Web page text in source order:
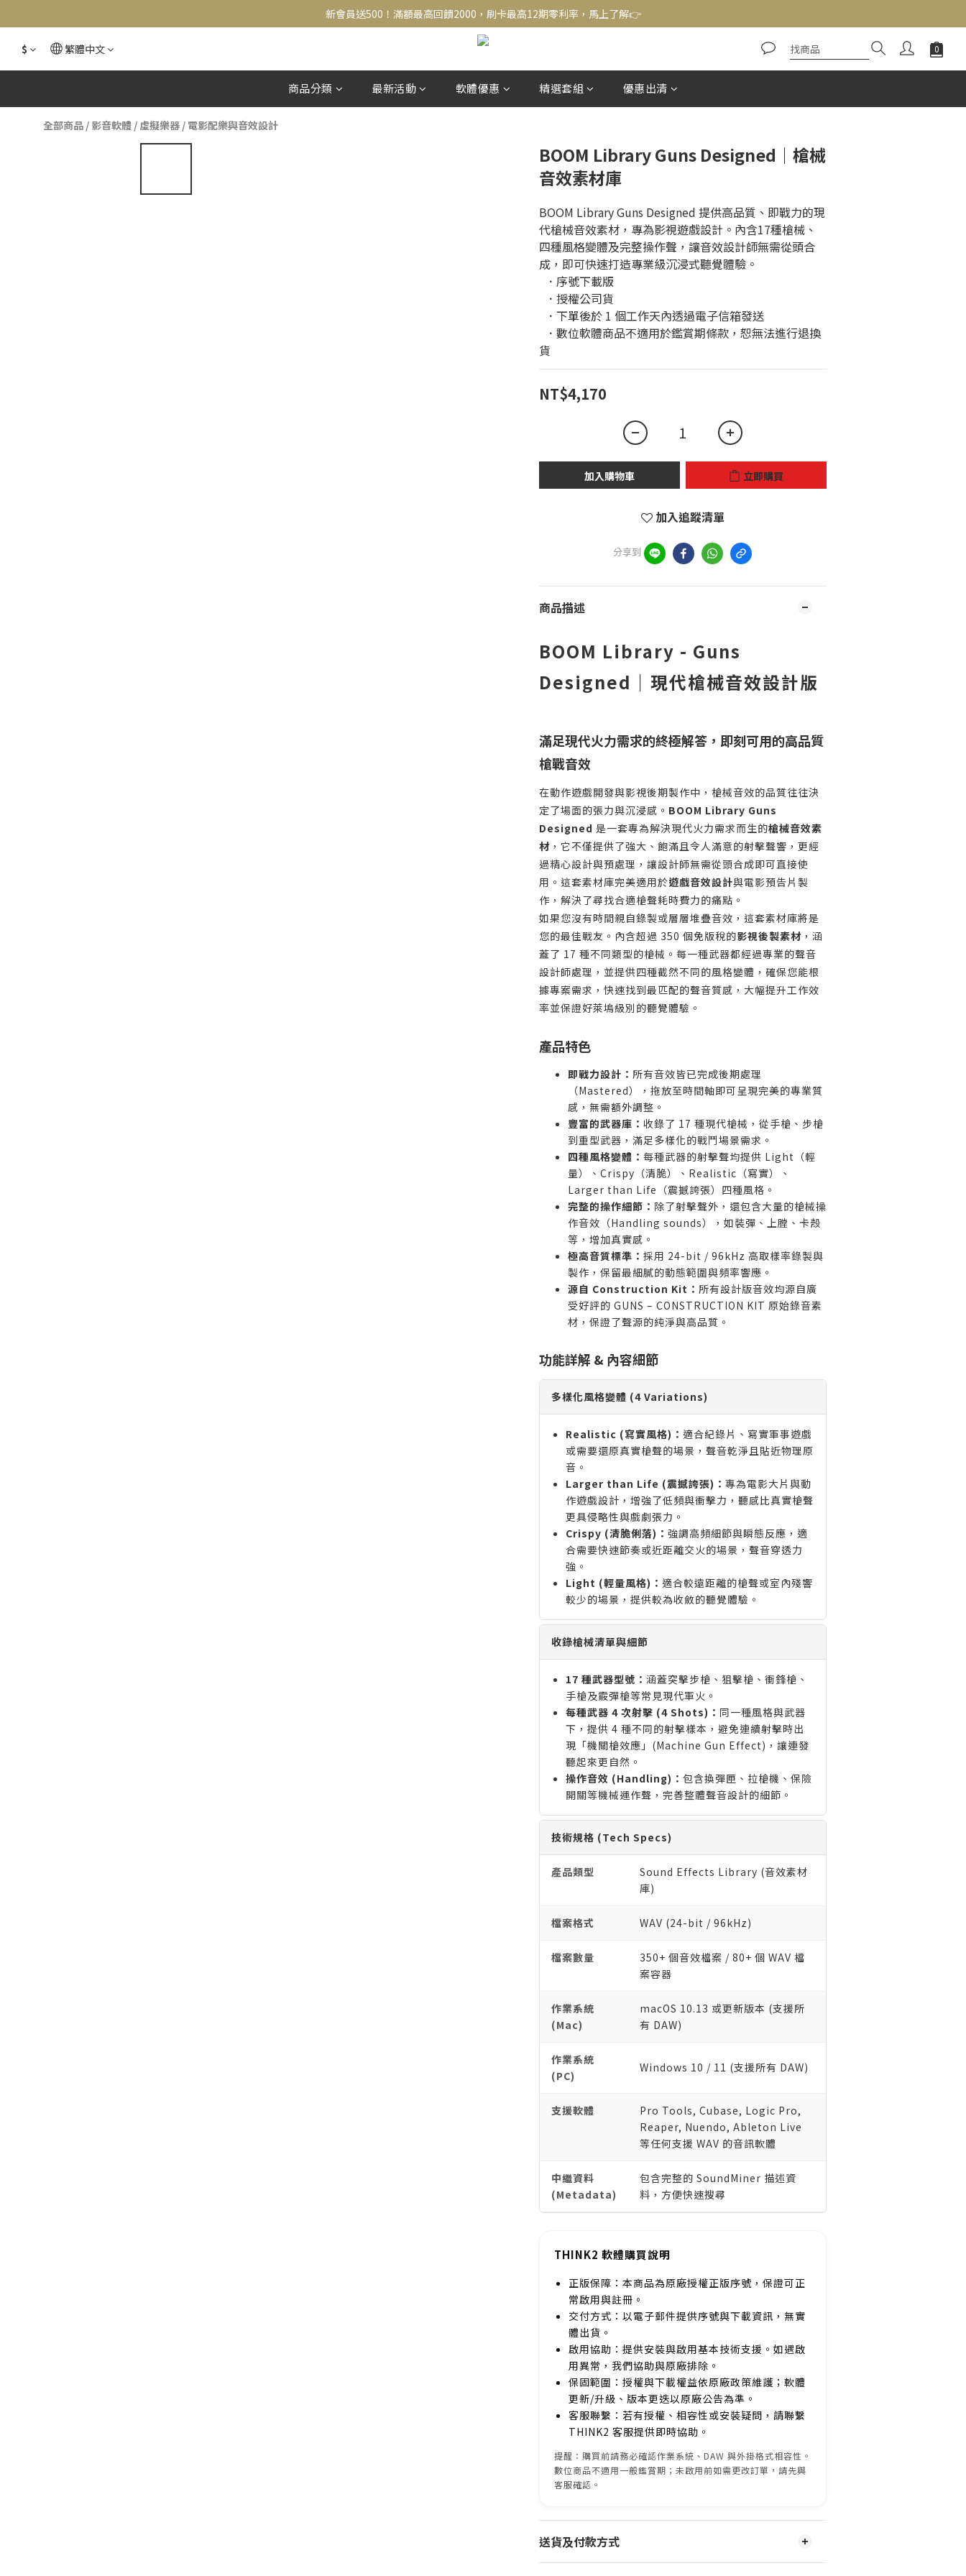
新會員送500！滿額最高回饋2000，刷卡最高12期零利率，馬上了解👉
新會員送500！滿額最高回饋2000，刷卡最高12期零利率，馬上了解👉
結帳頁選zingala銀角零卡分期，輕鬆打包
新會員送500！滿額最高回饋2000，刷卡最高12期零利率，馬上了解👉
$ 繁體中文
商品分類 最新活動 軟體優惠 精選套組 優惠出清
全部商品 / 影音軟體 / 虛擬樂器 / 電影配樂與音效設計
BOOM Library Guns Designed｜槍械
音效素材庫
BOOM Library Guns Designed 提供高品質、即戰力的現
代槍械音效素材，專為影視遊戲設計。內含17種槍械、
四種風格變體及完整操作聲，讓音效設計師無需從頭合
成，即可快速打造專業級沉浸式聽覺體驗。
  ．序號下載版
  ．授權公司貨
  ．下單後於 1 個工作天內透過電子信箱發送
貨
NT$4,170
加入購物車 立即購買
加入追蹤清單
分享到
商品描述
BOOM Library - Guns
Designed｜現代槍械音效設計版
滿足現代火力需求的終極解答，即刻可用的高品質
槍戰音效
在動作遊戲開發與影視後期製作中，槍械音效的品質往往決
定了場面的張力與沉浸感。 BOOM Library Guns
Designed 是一套專為解決現代火力需求而生的槍械音效素
材，它不僅提供了強大、飽滿且令人滿意的射擊聲響，更經
過精心設計與預處理，讓設計師無需從頭合成即可直接使
用。這套素材庫完美適用於遊戲音效設計與電影預告片製
作，解決了尋找合適槍聲耗時費力的痛點。
如果您沒有時間親自錄製或層層堆疊音效，這套素材庫將是
您的最佳戰友。內含超過 350 個免版稅的影視後製素材，涵
蓋了 17 種不同類型的槍械。每一種武器都經過專業的聲音
設計師處理，並提供四種截然不同的風格變體，確保您能根
據專案需求，快速找到最匹配的聲音質感，大幅提升工作效
率並保證好萊塢級別的聽覺體驗。
產品特色
即戰力設計： 所有音效皆已完成後期處理
（Mastered），拖放至時間軸即可呈現完美的專業質
感，無需額外調整。
豐富的武器庫： 收錄了 17 種現代槍械，從手槍、步槍
到重型武器，滿足多樣化的戰鬥場景需求。
四種風格變體： 每種武器的射擊聲均提供 Light（輕
量）、Crispy（清脆）、Realistic（寫實）、
Larger than Life（震撼誇張）四種風格。
完整的操作細節： 除了射擊聲外，還包含大量的槍械操
作音效（Handling sounds），如裝彈、上膛、卡殼
等，增加真實感。
極高音質標準： 採用 24-bit / 96kHz 高取樣率錄製與
製作，保留最細膩的動態範圍與頻率響應。
源自 Construction Kit： 所有設計版音效均源自廣
受好評的 GUNS – CONSTRUCTION KIT 原始錄音素
材，保證了聲源的純淨與高品質。
功能詳解 & 內容細節
多樣化風格變體 (4 Variations)
Realistic (寫實風格)： 適合紀錄片、寫實軍事遊戲
或需要還原真實槍聲的場景，聲音乾淨且貼近物理原
音。
Larger than Life (震撼誇張)： 專為電影大片與動
作遊戲設計，增強了低頻與衝擊力，聽感比真實槍聲
更具侵略性與戲劇張力。
Crispy (清脆俐落)： 強調高頻細節與瞬態反應，適
合需要快速節奏或近距離交火的場景，聲音穿透力
強。
Light (輕量風格)： 適合較遠距離的槍聲或室內殘響
較少的場景，提供較為收斂的聽覺體驗。
收錄槍械清單與細節
17 種武器型號： 涵蓋突擊步槍、狙擊槍、衝鋒槍、
手槍及霰彈槍等常見現代軍火。
每種武器 4 次射擊 (4 Shots)： 同一種風格與武器
下，提供 4 種不同的射擊樣本，避免連續射擊時出
現「機關槍效應」(Machine Gun Effect)，讓連發
聽起來更自然。
操作音效 (Handling)： 包含換彈匣、拉槍機、保險
開關等機械運作聲，完善整體聲音設計的細節。
技術規格 (Tech Specs)
產品類型
Sound Effects Library (音效素材
庫)
檔案格式 WAV (24-bit / 96kHz)
檔案數量
350+ 個音效檔案 / 80+ 個 WAV 檔
案容器
作業系統
(Mac)
macOS 10.13 或更新版本 (支援所
有 DAW)
作業系統
(PC)
Windows 10 / 11 (支援所有 DAW)
支援軟體
Pro Tools, Cubase, Logic Pro,
Reaper, Nuendo, Ableton Live
等任何支援 WAV 的音訊軟體
中繼資料
(Metadata)
包含完整的 SoundMiner 描述資
料，方便快速搜尋
THINK2 軟體購買說明
正版保障：本商品為原廠授權正版序號，保證可正
常啟用與註冊。
交付方式：以電子郵件提供序號與下載資訊，無實
體出貨。
啟用協助：提供安裝與啟用基本技術支援。如遇啟
用異常，我們協助與原廠排除。
保固範圍：授權與下載權益依原廠政策維護；軟體
更新/升級、版本更迭以原廠公告為準。
客服聯繫：若有授權、相容性或安裝疑問，請聯繫
THINK2 客服提供即時協助。
提醒：購買前請務必確認作業系統、DAW 與外掛格式相容性。
數位商品不適用一般鑑賞期；未啟用前如需更改訂單，請先與
客服確認。
送貨及付款方式
立即購買